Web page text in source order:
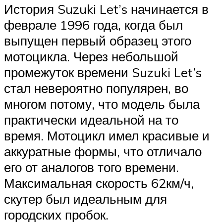
История Suzuki Let’s начинается в
феврале 1996 года, когда был
выпущен первый образец этого
мотоцикла. Через небольшой
промежуток времени Suzuki Let’s
стал невероятно популярен, во
многом потому, что модель была
практически идеальной на то
время. Мотоцикл имел красивые и
аккуратные формы, что отличало
его от аналогов того времени.
Максимальная скорость 62км/ч,
скутер был идеальным для
городских пробок.